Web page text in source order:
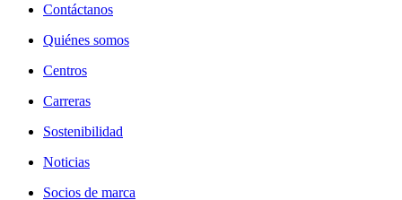
Contáctanos
Quiénes somos
Centros
Carreras
Sostenibilidad
Noticias
Socios de marca